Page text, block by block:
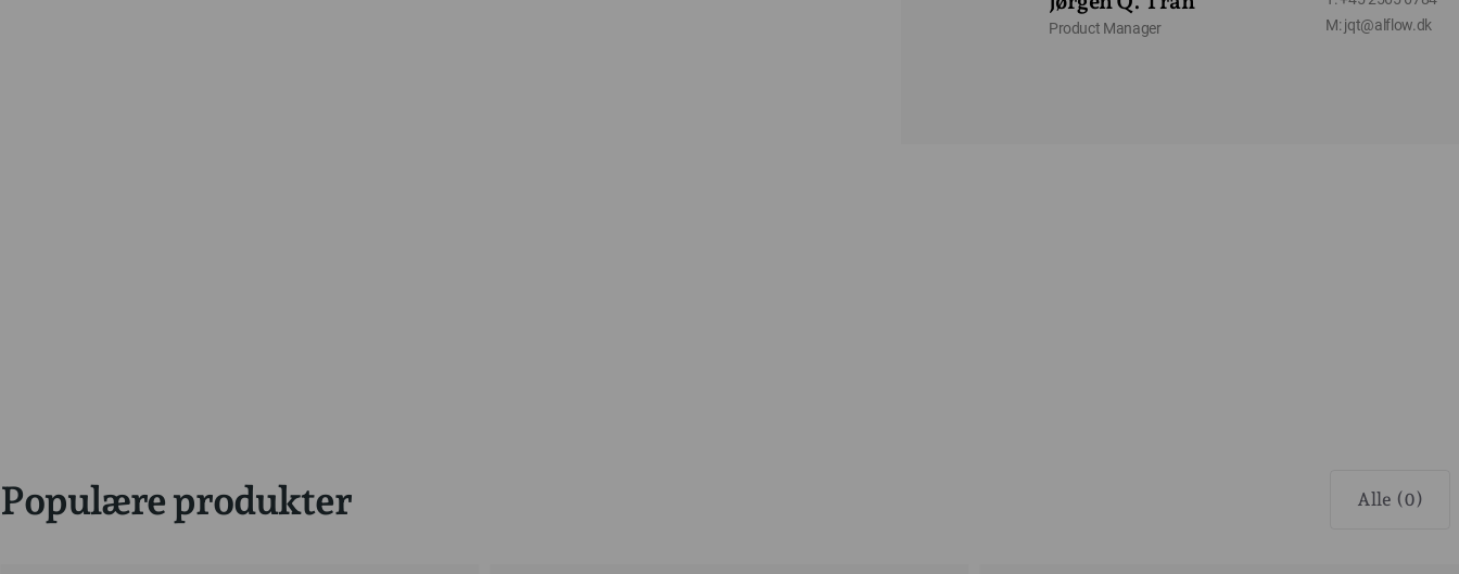
Product Manager
M: jqt@alflow.dk
Populære produkter Alle (0)